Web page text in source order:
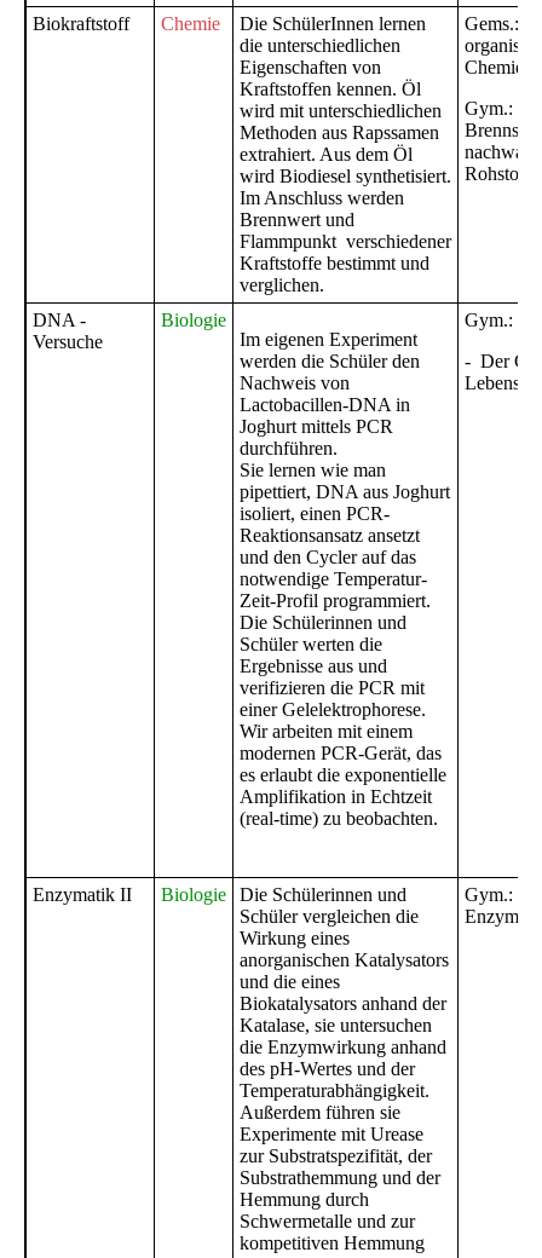
Biokraftstoff Chemie
Die SchülerInnen lernen
die unterschiedlichen
Eigenschaften von
Kraftstoffen kennen. Öl
wird mit unterschiedlichen
Methoden aus Rapssamen
extrahiert. Aus dem Öl
wird Biodiesel synthetisiert.
Im Anschluss werden
Brennwert und
Flammpunkt verschiedener
Kraftstoffe bestimmt und
verglichen.
Gems.:
Chemie
Gym.:
Rohstoffe
DNA -
Versuche
Biologie
Im eigenen Experiment
werden die Schüler den
Nachweis von
Lactobacillen-DNA in
Joghurt mittels PCR
durchführen.
Sie lernen wie man
pipettiert, DNA aus Joghurt
isoliert, einen PCR-
Reaktionsansatz ansetzt
und den Cycler auf das
notwendige Temperatur-
Zeit-Profil programmiert.
Die Schülerinnen und
Schüler werten die
Ergebnisse aus und
verifizieren die PCR mit
einer Gelelektrophorese.
Wir arbeiten mit einem
modernen PCR-Gerät, das
es erlaubt die exponentielle
Amplifikation in Echtzeit
(real-time) zu beobachten.
Gym.:
- Der
Lebens
Enzymatik II Biologie
Die Schülerinnen und
Schüler vergleichen die
Wirkung eines
anorganischen Katalysators
und die eines
Biokatalysators anhand der
Katalase, sie untersuchen
die Enzymwirkung anhand
des pH-Wertes und der
Temperaturabhängigkeit.
Außerdem führen sie
Experimente mit Urease
zur Substratspezifität, der
Substrathemmung und der
Hemmung durch
Schwermetalle und zur
kompetitiven Hemmung
Gym.: